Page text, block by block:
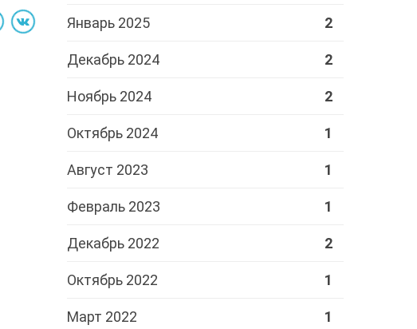
Январь 2025 2
Декабрь 2024 2
Ноябрь 2024 2
Октябрь 2024 1
Август 2023 1
Февраль 2023 1
Декабрь 2022 2
Октябрь 2022 1
Март 2022 1